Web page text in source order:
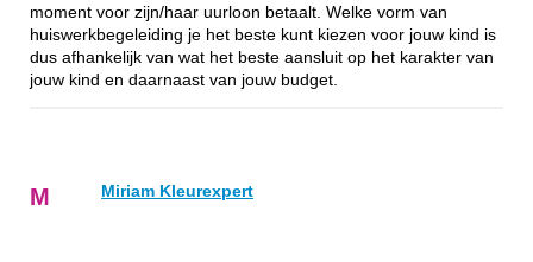
moment voor zijn/haar uurloon betaalt. Welke vorm van
huiswerkbegeleiding je het beste kunt kiezen voor jouw kind is
dus afhankelijk van wat het beste aansluit op het karakter van
jouw kind en daarnaast van jouw budget.
M Miriam Kleurexpert